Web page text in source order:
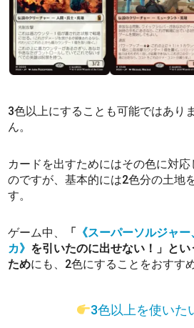
3色以上にすることも可能ではあり
ん。
カードを出すためにはその色に対
のですが、基本的には2色分の土地
す。
ゲーム中、 「 《スーパーソルジャ
カ》 を引いたのに出せない！」と
ためにも、2色にすることをおすす
3色以上を使いた